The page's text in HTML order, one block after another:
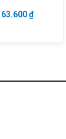
Giá gốc là:
63.600₫Giá hiện